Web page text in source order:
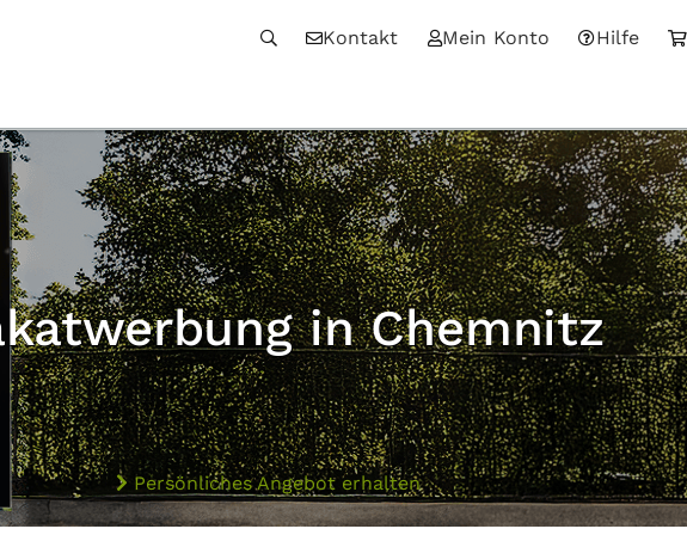
Kontakt Mein Konto Hilfe
in Chemnitz
Persönliches Angebot erhalten